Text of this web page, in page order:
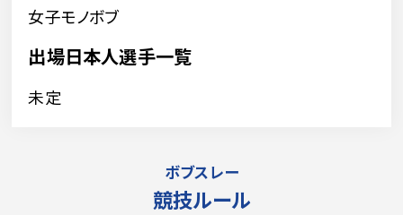
女子モノボブ
出場日本人選手一覧
未定
ボブスレー
競技ルール